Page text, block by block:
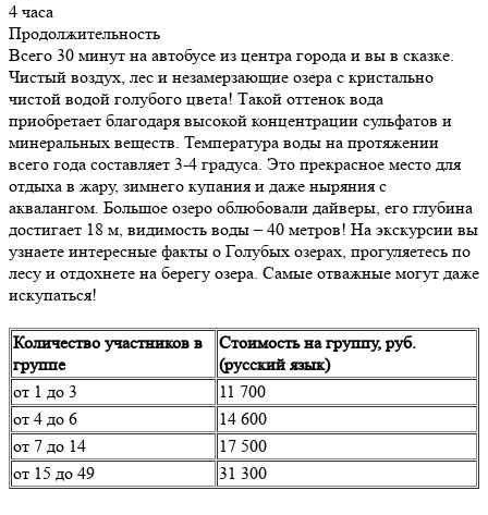
4 часа
Продолжительность
Всего 30 минут на автобусе из центра города и вы в сказке.
Чистый воздух, лес и незамерзающие озера с кристально
чистой водой голубого цвета! Такой оттенок вода
приобретает благодаря высокой концентрации сульфатов и
минеральных веществ. Температура воды на протяжении
всего года составляет 3-4 градуса. Это прекрасное место для
отдыха в жару, зимнего купания и даже ныряния с
аквалангом. Большое озеро облюбовали дайверы, его глубина
достигает 18 м, видимость воды – 40 метров! На экскурсии вы
узнаете интересные факты о Голубых озерах, прогуляетесь по
лесу и отдохнете на берегу озера. Самые отважные могут даже
искупаться!
Количество участников в
группе
Стоимость на группу, руб.
(русский язык)
от 1 до 3
11 700
от 4 до 6
14 600
от 7 до 14
17 500
от 15 до 49
31 300